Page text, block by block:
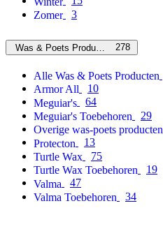
Zomer
3
Was & Poets Producten 278
Alle Was & Poets Producten
Armor All
10
Meguiar's
64
Meguiar's Toebehoren
29
Overige was-poets producten
Protecton
13
Turtle Wax
75
Turtle Wax Toebehoren
19
Valma
47
Valma Toebehoren
34